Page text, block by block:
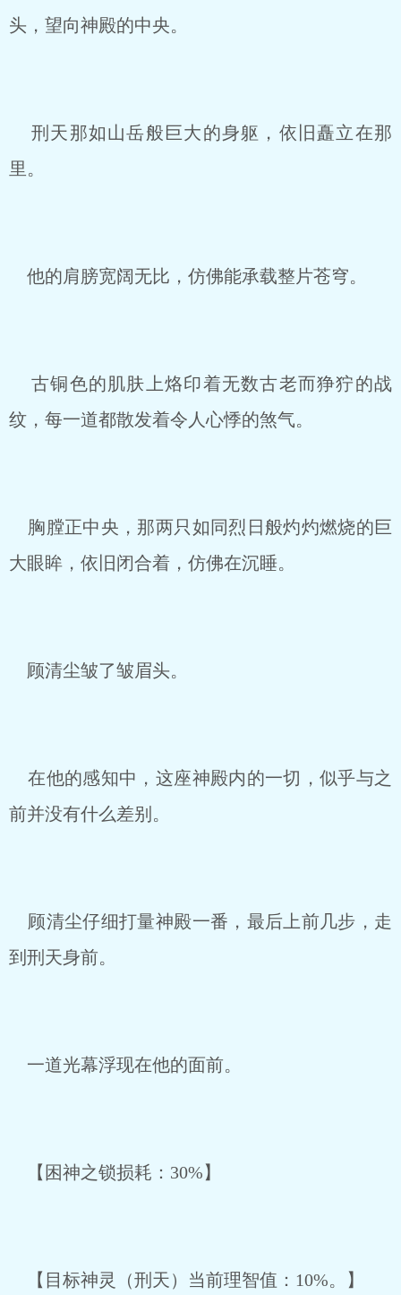
头，望向神殿的中央。
刑天那如山岳般巨大的身躯，依旧矗立在那
里。
他的肩膀宽阔无比，仿佛能承载整片苍穹。
古铜色的肌肤上烙印着无数古老而狰狞的战
纹，每一道都散发着令人心悸的煞气。
胸膛正中央，那两只如同烈日般灼灼燃烧的巨
大眼眸，依旧闭合着，仿佛在沉睡。
顾清尘皱了皱眉头。
在他的感知中，这座神殿内的一切，似乎与之
前并没有什么差别。
顾清尘仔细打量神殿一番，最后上前几步，走
到刑天身前。
一道光幕浮现在他的面前。
【困神之锁损耗：30%】
【目标神灵（刑天）当前理智值：10%。】